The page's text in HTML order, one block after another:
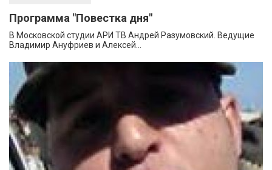
Программа "Повестка дня"
В Московской студии АРИ ТВ Андрей Разумовский. Ведущие
Владимир Ануфриев и Алексей...